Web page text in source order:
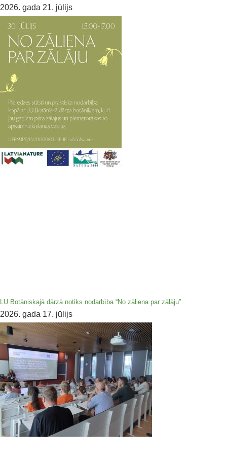
2026. gada 21. jūlijs
LU Botāniskajā dārzā notiks nodarbība “No zāliena par zālāju”
2026. gada 17. jūlijs